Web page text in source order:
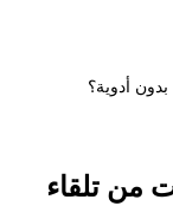
من تلقاء